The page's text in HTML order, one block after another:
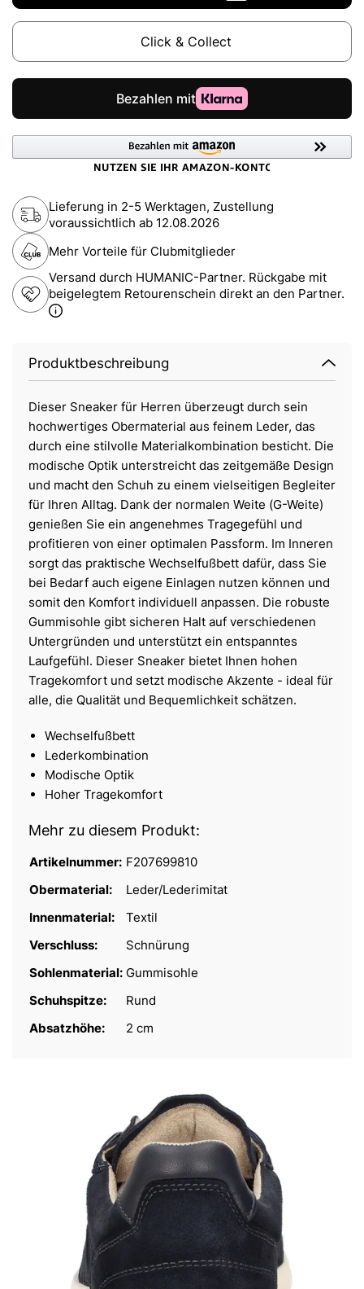
Click & Collect
Lieferung in 2-5 Werktagen, Zustellung
voraussichtlich ab 12.08.2026
Mehr Vorteile für Clubmitglieder
Versand durch HUMANIC-Partner. Rückgabe mit
beigelegtem Retourenschein direkt an den Partner.
Produktbeschreibung
Dieser Sneaker für Herren überzeugt durch sein
hochwertiges Obermaterial aus feinem Leder, das
durch eine stilvolle Materialkombination besticht. Die
modische Optik unterstreicht das zeitgemäße Design
und macht den Schuh zu einem vielseitigen Begleiter
für Ihren Alltag. Dank der normalen Weite (G-Weite)
genießen Sie ein angenehmes Tragegefühl und
profitieren von einer optimalen Passform. Im Inneren
sorgt das praktische Wechselfußbett dafür, dass Sie
bei Bedarf auch eigene Einlagen nutzen können und
somit den Komfort individuell anpassen. Die robuste
Gummisohle gibt sicheren Halt auf verschiedenen
Untergründen und unterstützt ein entspanntes
Laufgefühl. Dieser Sneaker bietet Ihnen hohen
Tragekomfort und setzt modische Akzente - ideal für
alle, die Qualität und Bequemlichkeit schätzen.
Wechselfußbett
Lederkombination
Modische Optik
Hoher Tragekomfort
Mehr zu diesem Produkt:
Artikelnummer: F207699810
Obermaterial:
Leder/Lederimitat
Innenmaterial:
Textil
Verschluss:
Schnürung
Sohlenmaterial: Gummisohle
Schuhspitze:
Rund
Absatzhöhe:
2 cm